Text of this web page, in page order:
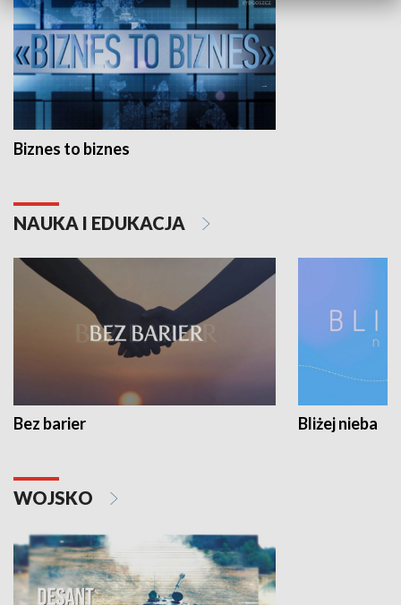
Biznes to biznes
NAUKA I EDUKACJA
Bez barier Bliżej nieba
WOJSKO